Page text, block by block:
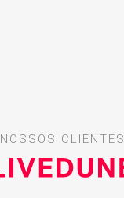
NOSSOS CLIENTES